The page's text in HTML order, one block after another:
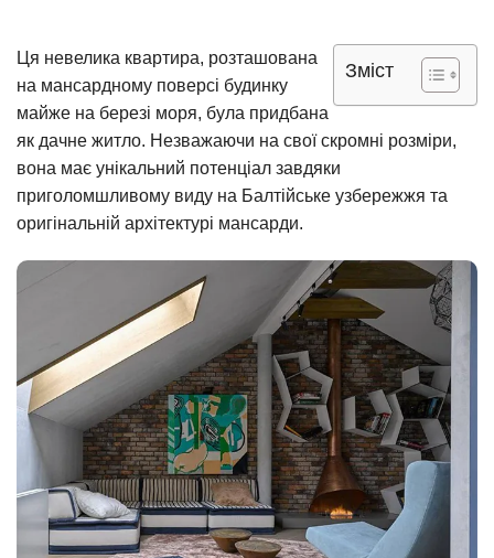
Зміст
Ця невелика квартира, розташована
на мансардному поверсі будинку
майже на березі моря, була придбана
як дачне житло. Незважаючи на свої скромні розміри,
вона має унікальний потенціал завдяки
приголомшливому виду на Балтійське узбережжя та
оригінальній архітектурі мансарди.